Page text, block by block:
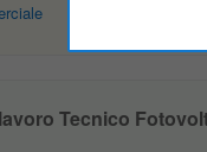
Tecnico